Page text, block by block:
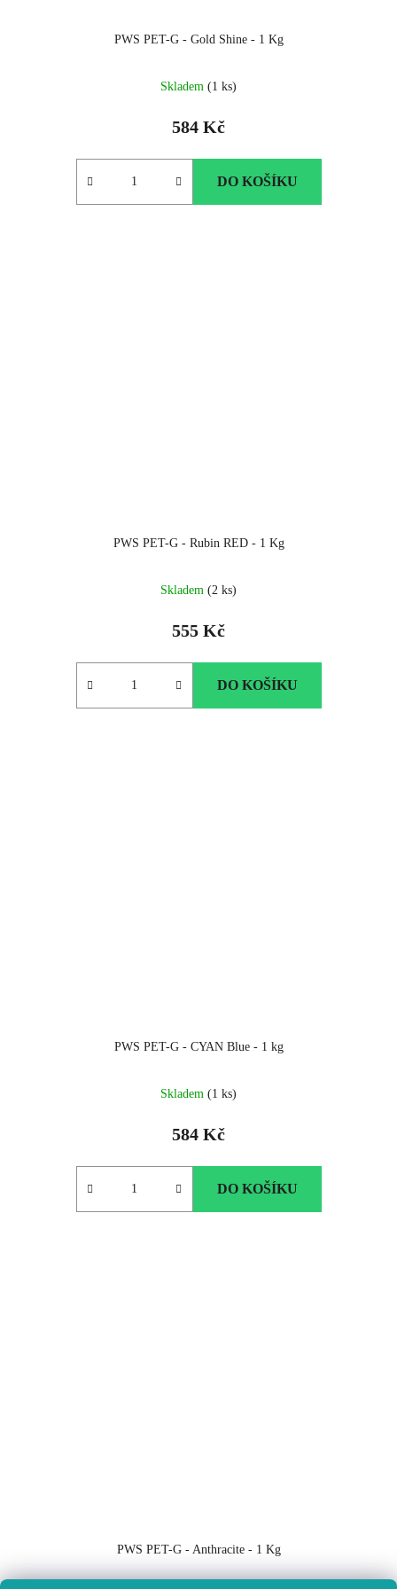
PWS PET-G - Gold Shine - 1 Kg
Skladem (1 ks)
584 Kč
DO KOŠÍKU
PWS PET-G - Rubin RED - 1 Kg
Skladem (2 ks)
555 Kč
DO KOŠÍKU
PWS PET-G - CYAN Blue - 1 kg
Skladem (1 ks)
584 Kč
DO KOŠÍKU
PWS PET-G - Anthracite - 1 Kg